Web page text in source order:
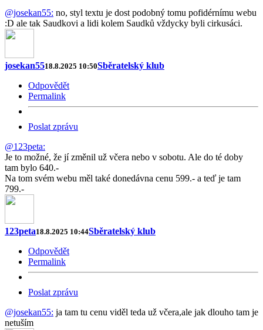
@josekan55: no, styl textu je dost podobný tomu pofidérnímu webu
:D ale tak Saudkovi a lidi kolem Saudků vždycky byli cirkusáci.
josekan5518.8.2025 10:50Sběratelský klub
Odpovědět
Permalink
Poslat zprávu
@123peta:
Je to možné, že jí změnil už včera nebo v sobotu. Ale do té doby
tam bylo 640.-
Na tom svém webu měl také donedávna cenu 599.- a teď je tam
799.-
123peta18.8.2025 10:44Sběratelský klub
Odpovědět
Permalink
Poslat zprávu
@josekan55: ja tam tu cenu viděl teda už včera,ale jak dlouho tam je
netuším